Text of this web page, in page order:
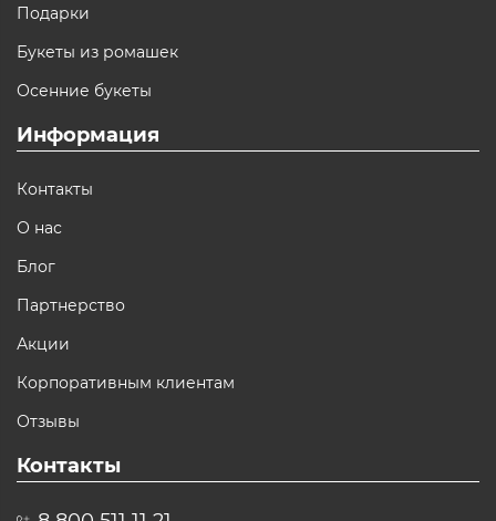
Подарки
Букеты из ромашек
Осенние букеты
Информация
Контакты
О нас
Блог
Партнерство
Акции
Корпоративным клиентам
Отзывы
Контакты